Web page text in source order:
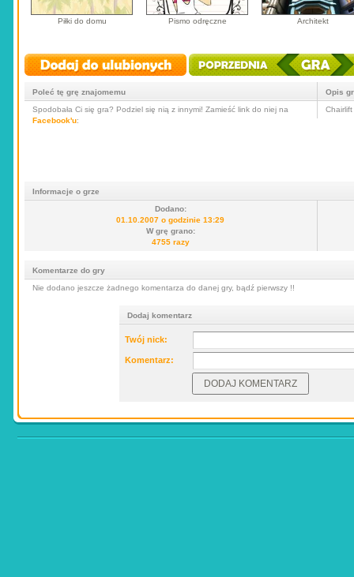
Piłki do domu Pismo odręczne Architekt
Poleć tę grę znajomemu
Spodobała Ci się gra? Podziel się nią z innymi! Zamieść link do niej na
Facebook'u:
Opis
Informacje o grze
Dodano:
01.10.2007 o godzinie 13:29
W grę grano:
4755 razy
Komentarze do gry
Nie dodano jeszcze żadnego komentarza do danej gry, bądź pierwszy !!
Dodaj komentarz
Twój nick:
Komentarz: